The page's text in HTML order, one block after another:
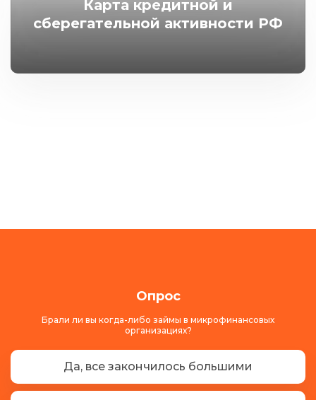
Карта кредитной и
сберегательной активности РФ
Опрос
Брали ли вы когда-либо займы в микрофинансовых
организациях?
Да, все закончилось большими